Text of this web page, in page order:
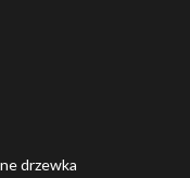
drzewka